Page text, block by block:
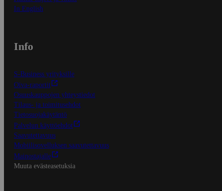
In English
Info
S-Business yrityksille
Oiva-raportit
Osuuskauppojen yhteystiedot
Tilaus- ja toimitusehdot
Tietosuojakäytäntö
Palvelun käyttöehdot
Saavutettavuus
Mobiilisovelluksen saavutettavuus
Mainostajalle
Muuta evästeasetuksia